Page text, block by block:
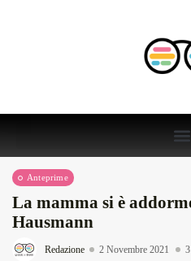
Anteprime
La mamma si è
Hausmann
Redazione 2 Novembre 2021